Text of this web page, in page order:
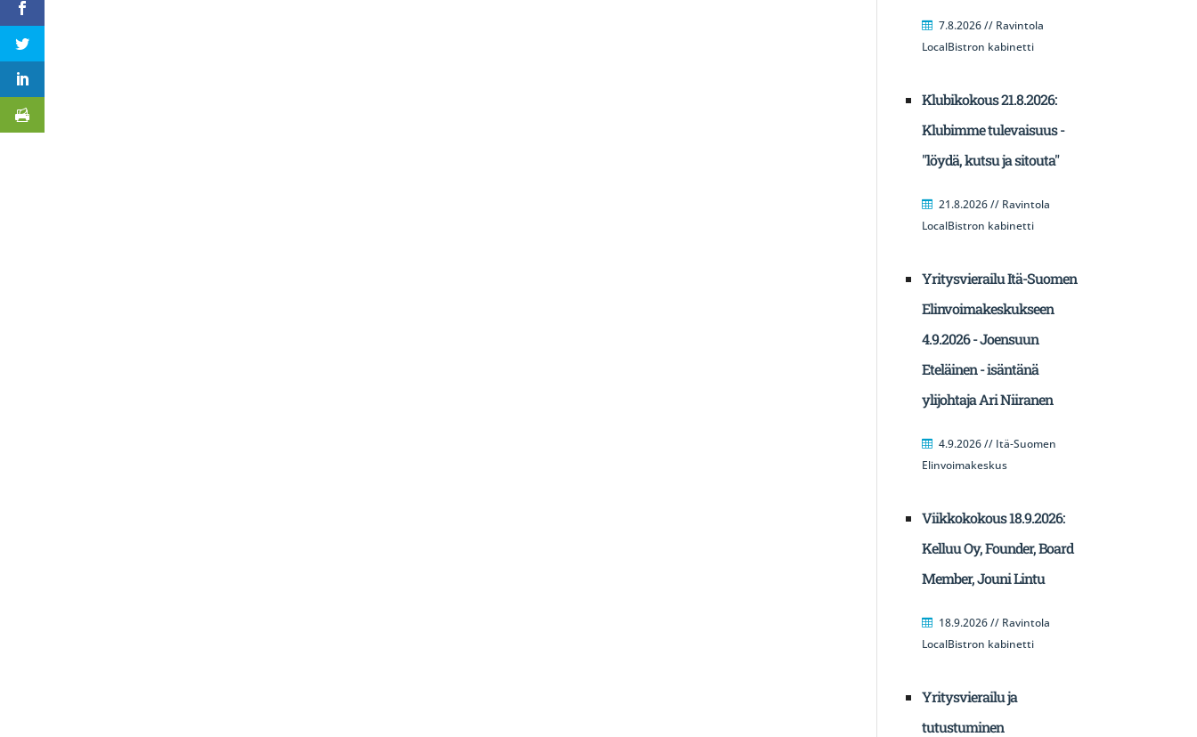
7.8.2026 // Ravintola
LocalBistron kabinetti
Klubikokous 21.8.2026:
Klubimme tulevaisuus -
"löydä, kutsu ja sitouta"
21.8.2026 // Ravintola
LocalBistron kabinetti
Yritysvierailu Itä-Suomen
Elinvoimakeskukseen
4.9.2026 - Joensuun
Eteläinen - isäntänä
ylijohtaja Ari Niiranen
4.9.2026 // Itä-Suomen
Elinvoimakeskus
Viikkokokous 18.9.2026:
Kelluu Oy, Founder, Board
Member, Jouni Lintu
18.9.2026 // Ravintola
LocalBistron kabinetti
Yritysvierailu ja
tutustuminen